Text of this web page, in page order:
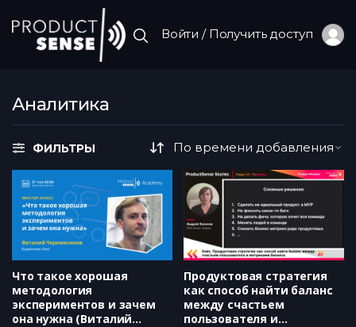
Войти / Получить доступ
Аналитика
ФИЛЬТРЫ
Что такое хорошая
методология
экспериментов и зачем
она нужна (Виталий
Продуктовая стратегия
как способ найти баланс
между счастьем
пользователя и